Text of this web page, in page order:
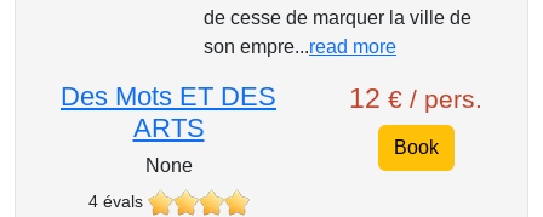
de cesse de marquer la ville de
son empre...read more
Des Mots ET DES
ARTS
None
4 évals
12 € / pers.
Book